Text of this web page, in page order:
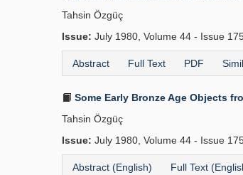
Tahsin Özgüç
Issue: July 1980, Volume 44 - Issue
Abstract Full Text PDF
Some Early Bronze Age Objects
Tahsin Özgüç
Issue: July 1980, Volume 44 - Issue
Abstract (English) Full Text